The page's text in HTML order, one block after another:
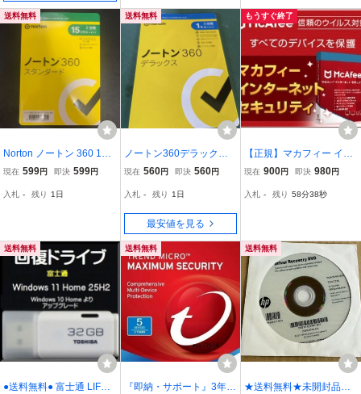
送料無料
Norton ノートン 360 15
ヶ月 2台版
現在 599円 即決 599円
入札 - 残り 1日
送料無料
ノートン360デラックス 1
年 ３台版 同時購入版
現在 560円 即決 560円
入札 - 残り 1日
最安値を見る
もうすぐ終了
【正規】マカフィー イン
ターネットセキュリティ
[オンラインコード版] | Wi
現在 900円 即決 980円
入札 - 残り 58分37秒
送料無料
●送料無料● 富士通 LIFEB
送料無料
『即納・サポート』3年5
送料無料
★送料無料★未開封品★